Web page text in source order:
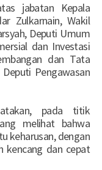
jabatan Kepala
Zulkarnain, Wakil
Deputi Umum
dan Investasi
dan Tata
Pengawasan
pada titik
melihat bahwa
keharusan, dengan
kencang dan cepat